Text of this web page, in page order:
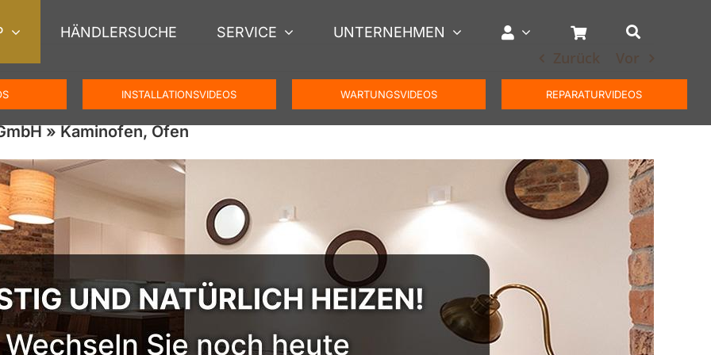
HÄNDLERSUCHE SERVICE UNTERNEHMEN
INSTALLATIONSVIDEOS WARTUNGSVIDEOS REPARATURVIDEOS
Zurück Vor
» Kaminofen, Ofen